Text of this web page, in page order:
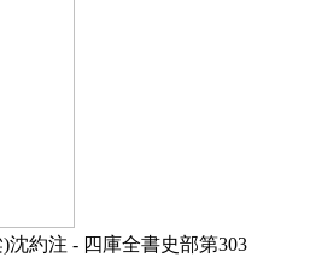
沈約注 - 四庫全書史部第303